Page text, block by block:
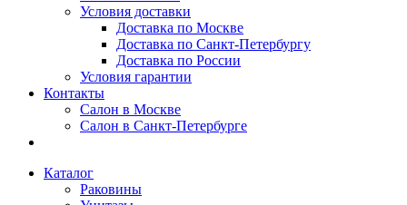
Условия доставки
Доставка по Москве
Доставка по Санкт-Петербургу
Доставка по России
Условия гарантии
Контакты
Салон в Москве
Салон в Санкт-Петербурге
Каталог
Раковины